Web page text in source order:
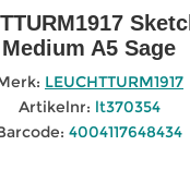
Medium A5 Sage
LEUCHTTURM1917
Artikelnr: lt370354
4004117648434